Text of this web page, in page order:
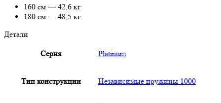
160 см — 42,6 кг
180 см — 48,5 кг
Детали
Серия Platinum
Тип конструкции Независимые пружины 1000